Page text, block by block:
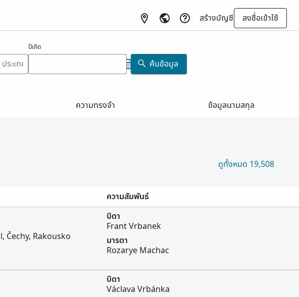
สร้างบัญชี
ลงชื่อเข้าใช้
ปีเกิด
ค้นข้อมูล
ความทรงจำ ข้อมูลนามสกุล
ดูทั้งหมด 19,508
ความสัมพันธ์
Čechy, Rakousko
บิดา
Frant Vrbanek
มารดา
Rozarye Machac
บิดา
Václava Vrbánka